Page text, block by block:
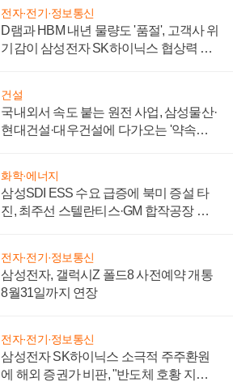
전자·전기·정보통신
D램과 HBM 내년 물량도 '품절', 고객사 위
기감이 삼성전자 SK하이닉스 협상력 더
건설
국내외서 속도 붙는 원전 사업, 삼성물산·
현대건설·대우건설에 다가오는 '약속의
화학·에너지
삼성SDI ESS 수요 급증에 북미 증설 타
진, 최주선 스텔란티스·GM 합작공장 건
전자·전기·정보통신
삼성전자, 갤럭시Z 폴드8 사전예약 개통
8월31일까지 연장
전자·전기·정보통신
삼성전자 SK하이닉스 소극적 주주환원
에 해외 증권가 비판, "반도체 호황 지속